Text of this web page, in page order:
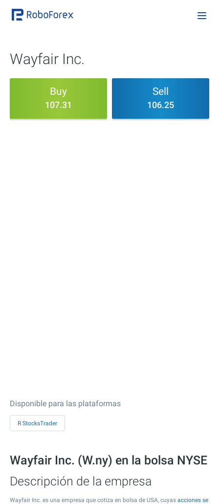
Wayfair Inc.
Buy
107.31
Sell
106.25
Disponible para las plataformas
R StocksTrader
Wayfair Inc. (W.ny) en la bolsa NYSE
Descripción de la empresa
Wayfair Inc. es una empresa que cotiza en bolsa de USA, cuyas acciones se